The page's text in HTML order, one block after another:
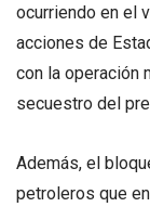
ocurriendo en el
acciones de
con la operación
secuestro del
Además, el
petroleros que